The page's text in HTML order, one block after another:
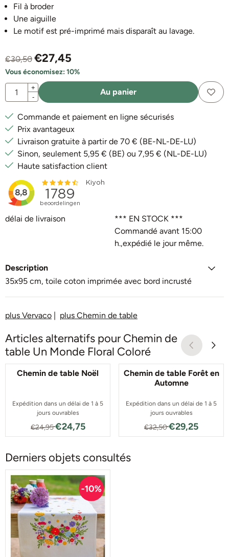
Fil à broder
Une aiguille
Le motif est pré-imprimé mais disparaît au lavage.
€30,50 €27,45
Vous économisez:10%
Quantité
+
-
Au panier
Commande et paiement en ligne sécurisés
Prix avantageux
Livraison gratuite à partir de 70 € (BE-NL-DE-LU)
Sinon, seulement 5,95 € (BE) ou 7,95 € (NL-DE-LU)
Haute satisfaction client
délai de livraison
*** EN STOCK ***
Commandé avant 15:00
h.,expédié le jour même.
Description
35x95 cm, toile coton imprimée avec bord incrusté
plus Vervaco plus Chemin de table
Articles alternatifs pourChemin de
table Un Monde Floral Coloré
Chemin de table Noël
Expédition dans un délai de 1 à 5
jours ouvrables
Par24,95 pour 24,75
€24,95€24,75
Chemin de table Forêt en
Automne
Expédition dans un délai de 1 à 5
jours ouvrables
Par32,50 pour
€32,50€29,25
Derniers objets consultés